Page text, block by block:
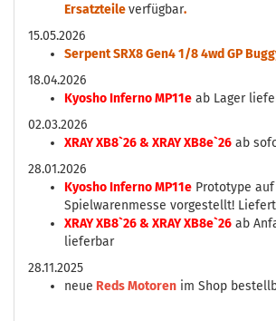
Ersatzteileverfügbar.
15.05.2026
Serpent SRX8 Gen4 1/8 4wd GP
18.04.2026
Kyosho Inferno MP11e ab Lager
02.03.2026
XRAY XB8`26 & XRAY XB8e`26 ab
28.01.2026
Kyosho Inferno MP11e Prototype
Spielwarenmesse vorgestellt!
XRAY XB8`26 & XRAY XB8e`26 ab
lieferbar
28.11.2025
neue Reds Motoren im Shop